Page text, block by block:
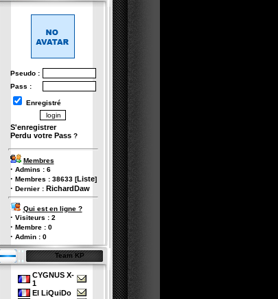
Pseudo :
Pass :
Enregistré
S'enregistrer
Perdu votre Pass?
Membres
· Admins : 6
· Membres : 38633[Liste]
· Dernier : RichardDaw
Qui est en ligne ?
· Visiteurs : 2
· Membre : 0
· Admin : 0
Team KP
CYGNUS X-
1
El LiQuiDo